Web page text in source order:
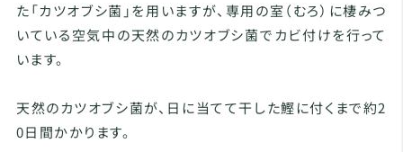
た「カツオブシ菌」を用いますが、専用の室（むろ）に棲みつ
いている空気中の天然のカツオブシ菌でカビ付けを行って
います。
天然のカツオブシ菌が、日に当てて干した鰹に付くまで約2
0日間かかります。